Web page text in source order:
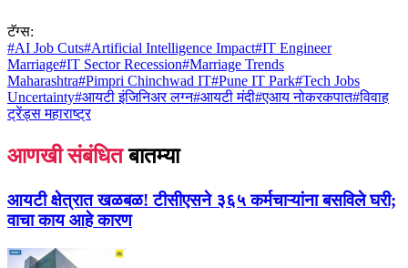
टॅग्स:
#AI Job Cuts#Artificial Intelligence Impact#IT Engineer
Marriage#IT Sector Recession#Marriage Trends
Maharashtra#Pimpri Chinchwad IT#Pune IT Park#Tech Jobs
Uncertainty#आयटी इंजिनिअर लग्न#आयटी मंदी#एआय नोकरकपात#विवाह
ट्रेंड्स महाराष्ट्र
आणखी संबंधित बातम्या
आयटी क्षेत्रात खळबळ! टीसीएसने ३६५ कर्मचाऱ्यांना बसविले घरी;
वाचा काय आहे कारण